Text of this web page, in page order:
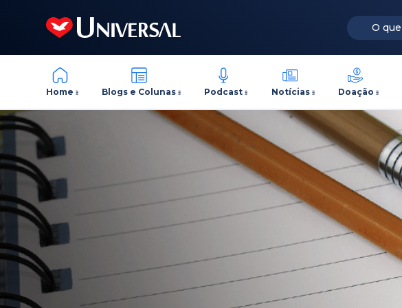
Home Blogs e Colunas Podcast Notícias Doação